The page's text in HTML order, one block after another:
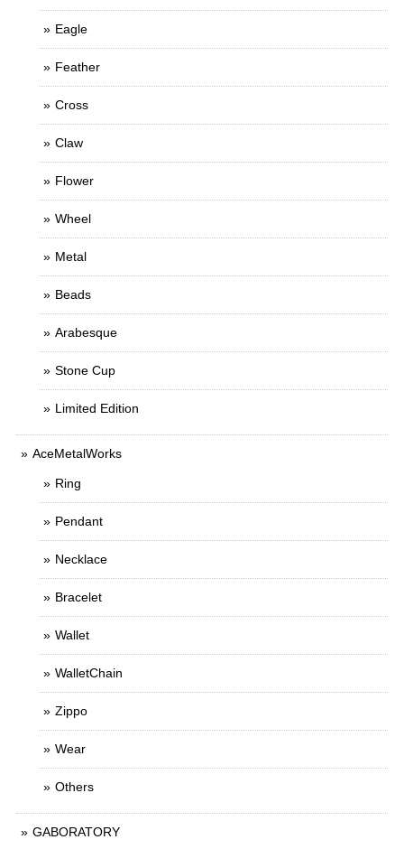
Eagle
Feather
Cross
Claw
Flower
Wheel
Metal
Beads
Arabesque
Stone Cup
Limited Edition
AceMetalWorks
Ring
Pendant
Necklace
Bracelet
Wallet
WalletChain
Zippo
Wear
Others
GABORATORY